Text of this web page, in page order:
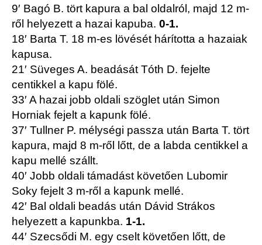
9′ Bagó B. tört kapura a bal oldalról, majd 12 m-
ről helyezett a hazai kapuba. 0-1.
18′ Barta T. 18 m-es lövését hárította a hazaiak
kapusa.
21′ Süveges A. beadását Tóth D. fejelte
centikkel a kapu fölé.
33′ A hazai jobb oldali szöglet után Simon
Horniak fejelt a kapunk fölé.
37′ Tullner P. mélységi passza után Barta T. tört
kapura, majd 8 m-ről lőtt, de a labda centikkel a
kapu mellé szállt.
40′ Jobb oldali támadást követően Lubomir
Soky fejelt 3 m-ről a kapunk mellé.
42′ Bal oldali beadás után Dávid Strákos
helyezett a kapunkba. 1-1.
44′ Szecsődi M. egy cselt követően lőtt, de